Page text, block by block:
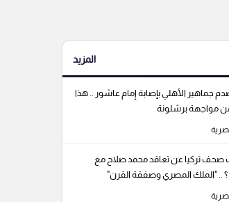
المزيد
جماهير الأهلي بإصابة إمام عاشور .. هذا
مواجهة برشلونة
صحف تركيا عن تعاقد محمد صلاح مع
؟ .. "الملك المصري وصفقة القرن"